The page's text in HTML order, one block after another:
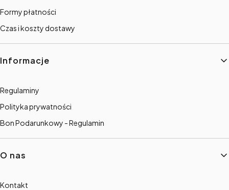
Formy płatności
Czas i koszty dostawy
Informacje
Regulaminy
Polityka prywatności
Bon Podarunkowy - Regulamin
O nas
Kontakt